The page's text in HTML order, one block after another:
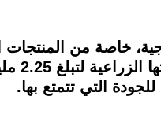
خاصة من
التي تتمتع بها.